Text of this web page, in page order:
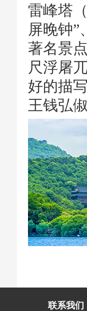
雷峰塔
屏晚钟”
著名景
尺浮屠
好的描
王钱弘
联系我们